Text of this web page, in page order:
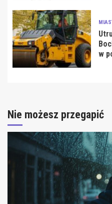
w
Nie możesz przegapić